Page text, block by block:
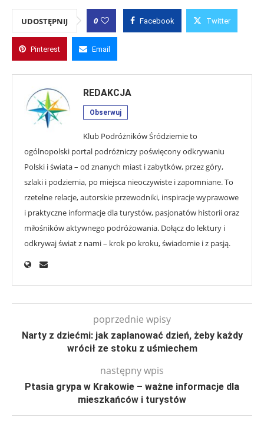
UDOSTĘPNIJ 0 Facebook Twitter
Pinterest Email
REDAKCJA
Obserwuj
Klub Podróżników Śródziemie to
ogólnopolski portal podróżniczy poświęcony odkrywaniu
Polski i świata – od znanych miast i zabytków, przez góry,
szlaki i podziemia, po miejsca nieoczywiste i zapomniane. To
rzetelne relacje, autorskie przewodniki, inspiracje wyprawowe
i praktyczne informacje dla turystów, pasjonatów historii oraz
miłośników aktywnego podróżowania. Dołącz do lektury i
odkrywaj świat z nami – krok po kroku, świadomie i z pasją.
poprzednie wpisy
Narty z dziećmi: jak zaplanować dzień, żeby każdy
wrócił ze stoku z uśmiechem
następny wpis
Ptasia grypa w Krakowie – ważne informacje dla
mieszkańców i turystów